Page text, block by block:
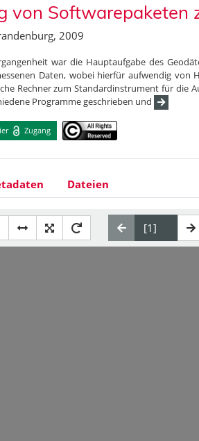
von Softwarepaketen
2009
war die Hauptaufgabe des
Daten, wobei hierfür aufwendig von
Rechner zum Standardinstrument für die
Programme geschrieben und
Zugang
Dateien